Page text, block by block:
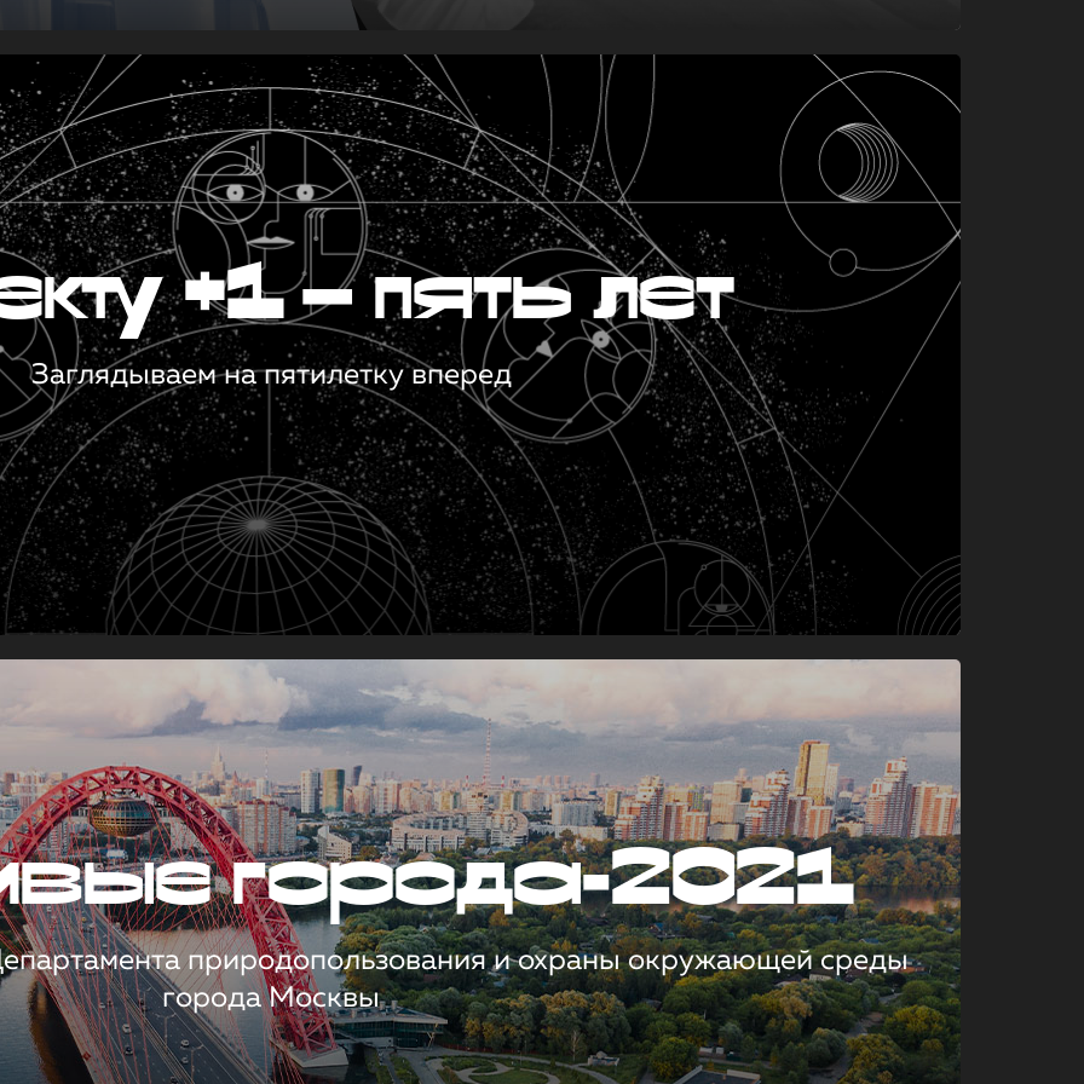
+1 — пять лет
Заглядываем на пятилетку вперед
города-2021
природопользования и охраны окружающей среды
города Москвы